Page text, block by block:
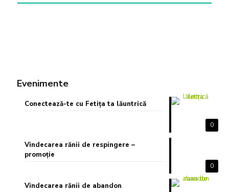
Evenimente
0
Conectează-te cu Fetița ta lăuntrică
0
Vindecarea rănii de respingere –
promoție
Vindecarea rănii de abandon